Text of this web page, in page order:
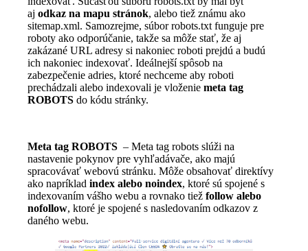
ajodkaz na mapu stránok, alebo tiež známu ako
sitemap.xml. Samozrejme, súbor robots.txt funguje pre
roboty ako odporúčanie, takže sa môže stať, že aj
zakázané URL adresy si nakoniec roboti prejdú a budú
ich nakoniec indexovať. Ideálnejší spôsob na
zabezpečenie adries, ktoré nechceme aby roboti
prechádzali alebo indexovali je vloženiemeta tag
ROBOTSdo kódu stránky.
Meta tag ROBOTS– Meta tag robots slúži na
nastavenie pokynov pre vyhľadávače, ako majú
spracovávať webovú stránku. Môže obsahovať direktívy
ako napríklad index alebo noindex, ktoré sú spojené s
indexovaním vášho webu a rovnako tiežfollow alebo
nofollow, ktoré je spojené s nasledovaním odkazov z
daného webu.